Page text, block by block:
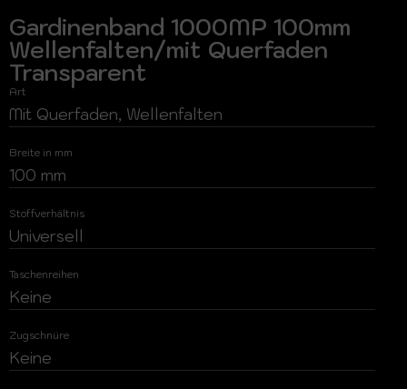
Gardinenband 1000MP 100mm
Wellenfalten/mit Querfaden
Transparent
Art
Mit Querfaden, Wellenfalten
Breite in mm
100 mm
Stoffverhältnis
Universell
Taschenreihen
Keine
Zugschnüre
Keine